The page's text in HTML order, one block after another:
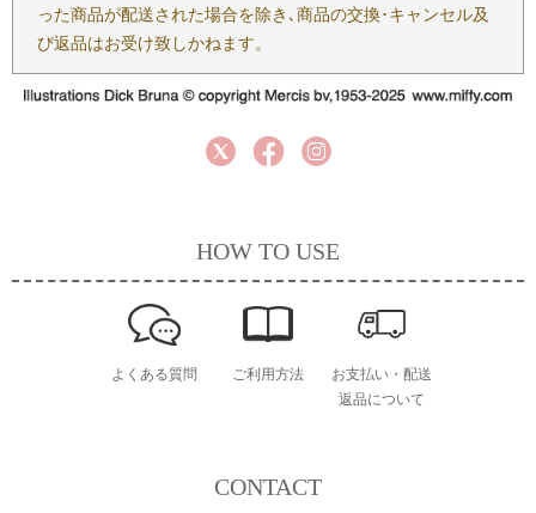
った商品が配送された場合を除き､商品の交換･キャンセル及
び返品はお受け致しかねます。
CONTACT
HOW TO USE
よくある質問 ご利用方法
お支払い・配送
返品について